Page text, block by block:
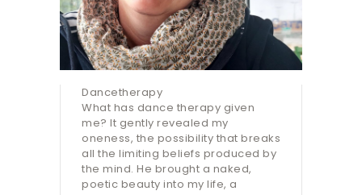
Dancetherapy
What has dance therapy given
me? It gently revealed my
oneness, the possibility that breaks
all the limiting beliefs produced by
the mind. He brought a naked,
poetic beauty into my life, a